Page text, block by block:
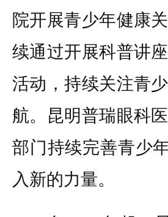
院开展青少年健康
续通过开展科普讲
活动，持续关注青
航。昆明普瑞眼科
部门持续完善青少
入新的力量。